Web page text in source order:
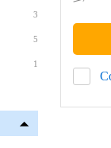
3
5
1